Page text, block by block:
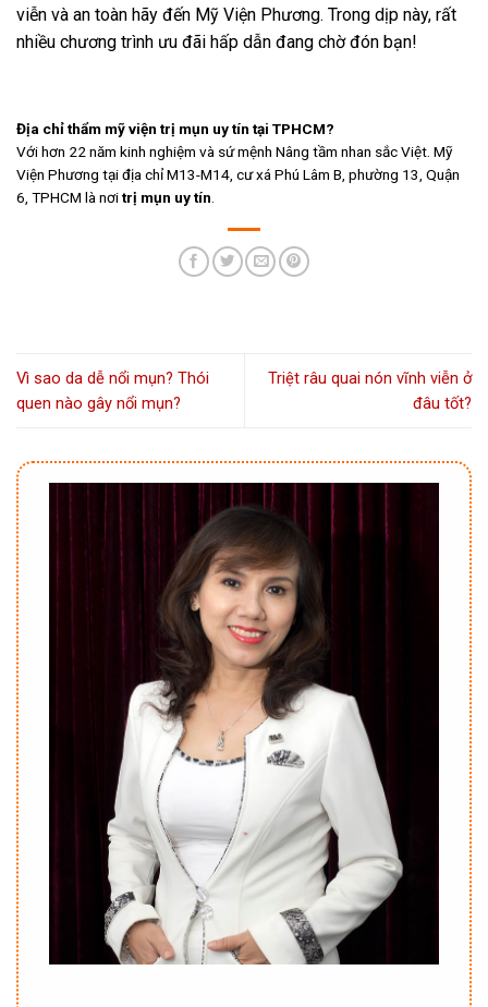
viễn và an toàn hãy đến Mỹ Viện Phương. Trong dịp này, rất
nhiều chương trình ưu đãi hấp dẫn đang chờ đón bạn!
Địa chỉ thẩm mỹ viện trị mụn uy tín tại TPHCM?
Với hơn 22 năm kinh nghiệm và sứ mệnh Nâng tầm nhan sắc Việt. Mỹ
Viện Phương tại địa chỉ M13-M14, cư xá Phú Lâm B, phường 13, Quận
6, TPHCM là nơitrị mụn uy tín
Vì sao da dễ nổi mụn? Thói
quen nào gây nổi mụn?
Triệt râu quai nón vĩnh viễn ở
đâu tốt?